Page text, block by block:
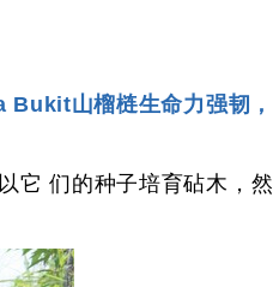
山榴梿生命力强韧
们的种子培育砧木，